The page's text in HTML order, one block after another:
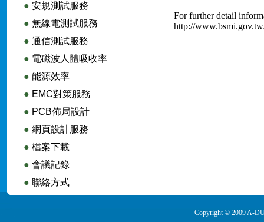
● 安規測試服務
● 無線電測試服務
● 通信測試服務
● 電磁波人體吸收率
● 能源效率
● EMC對策服務
● PCB佈局設計
● 網頁設計服務
● 檔案下載
● 會議記錄
● 聯絡方式
Copyright © 2009 A-
For further detail
http://